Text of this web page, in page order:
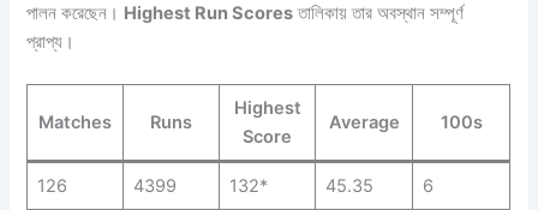
পালন করেছেন। Highest Run Scoresতালিকায় তার অবস্থান সম্পূর্ণ
প্রাপ্য।
Matches Runs
Highest
Score
Average 100s
126 4399 132* 45.35 6